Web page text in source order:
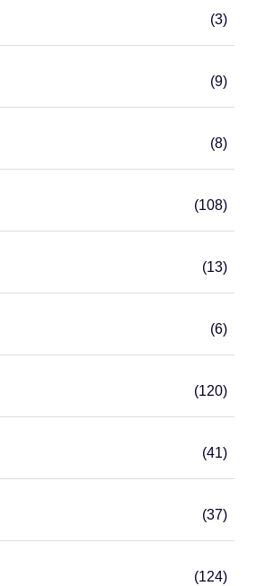
(3)
(9)
(8)
(108)
(13)
(6)
(120)
(41)
(37)
(124)